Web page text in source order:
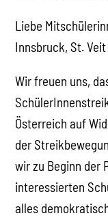
Liebe
Innsbruck, St.
Wir freuen uns,
Österreich auf
der
wir zu Beginn der
interessierten
alles